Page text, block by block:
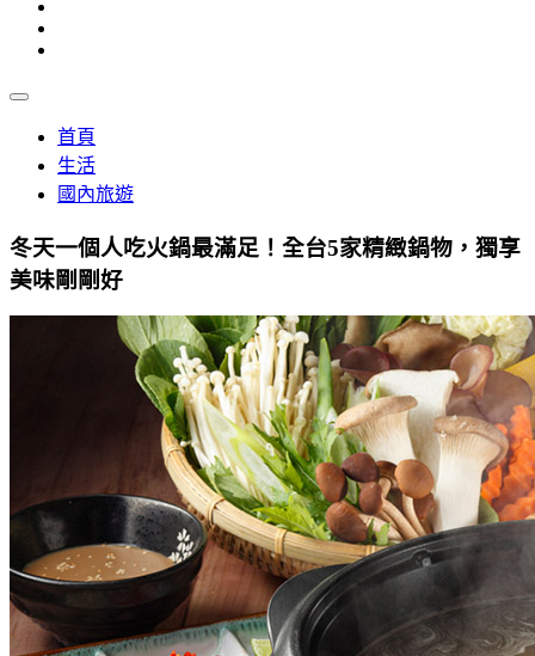
首頁
生活
國內旅遊
冬天一個人吃火鍋最滿足！全台5家精緻鍋物，獨享
美味剛剛好